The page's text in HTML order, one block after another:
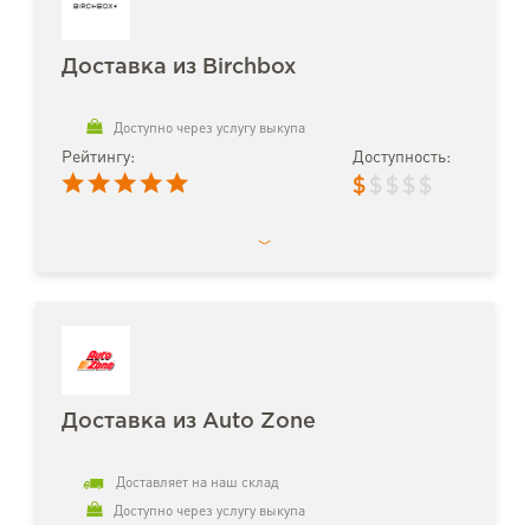
Доставка из Birchbox
Доступно через услугу выкупа
Рейтингу: Доступность:
$ $ $ $ $
Доставка из Auto Zone
Доставляет на наш склад
Доступно через услугу выкупа